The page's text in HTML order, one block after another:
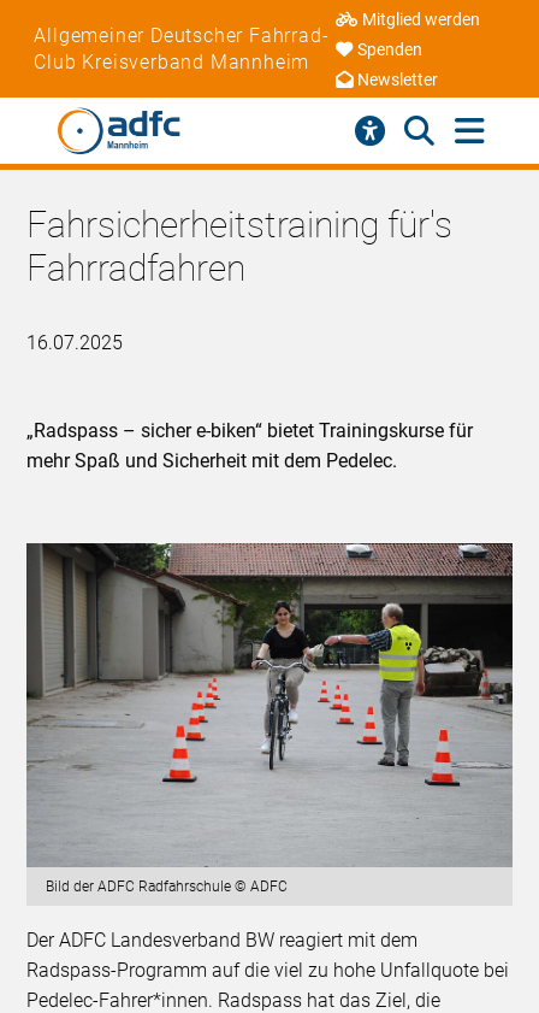
Allgemeiner Deutscher Fahrrad-
Club Kreisverband Mannheim
Mitglied werden
Spenden
Newsletter
Fahrsicherheitstraining für's
Fahrradfahren
16.07.2025
„Radspass – sicher e-biken“ bietet Trainingskurse für
mehr Spaß und Sicherheit mit dem Pedelec.
Bild der ADFC Radfahrschule © ADFC
Der ADFC Landesverband BW reagiert mit dem
Radspass-Programm auf die viel zu hohe Unfallquote bei
Pedelec-Fahrer*innen. Radspass hat das Ziel, die